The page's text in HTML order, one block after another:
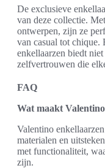
De exclusieve
van deze collectie.
ontwerpen, zijn ze
van casual tot chique.
enkellaarzen biedt
zelfvertrouwen die
FAQ
Wat maakt
Valentino
materialen en
met functionaliteit,
zijn.